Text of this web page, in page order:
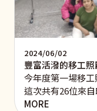
2024/06/02
豐富活潑的移工
今年度第一場移工
這次共有26位來
MORE